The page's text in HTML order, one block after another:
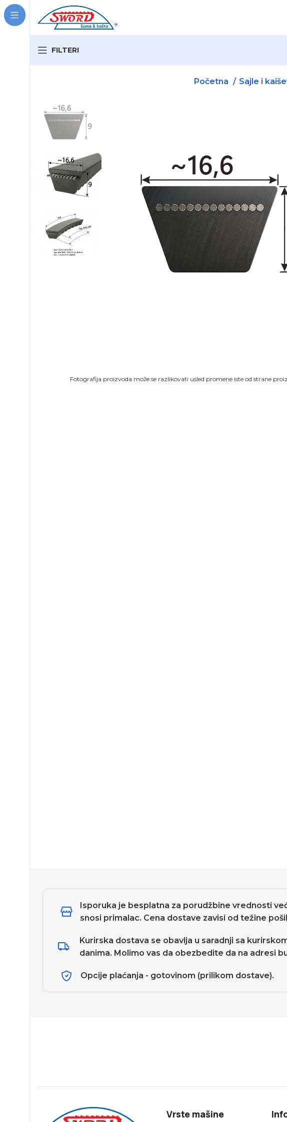
ODGOVARA ZA BREND:
FILTERI
Početna Sajle i
Fotografija proizvoda može se razlikovati usled promene iste od strane
Isporuka je besplatna za porudžbine vrednosti
snosi primalac. Cena dostave zavisi od težine
Kurirska dostava se obavlja u saradnji sa
danima. Molimo vas da obezbedite da na adresi
Opcije plaćanja - gotovinom (prilikom dostave).
Vrste mašine